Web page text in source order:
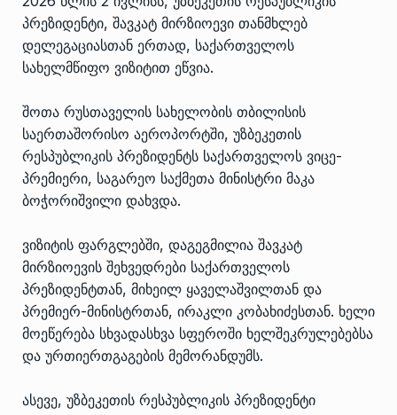
პრეზიდენტი, შავკატ მირზიოევი თანმხლებ
დელეგაციასთან ერთად, საქართველოს
სახელმწიფო ვიზიტით ეწვია.
შოთა რუსთაველის სახელობის თბილისის
საერთაშორისო აეროპორტში, უზბეკეთის
რესპუბლიკის პრეზიდენტს საქართველოს ვიცე-
პრემიერი, საგარეო საქმეთა მინისტრი მაკა
ბოჭორიშვილი დახვდა.
ვიზიტის ფარგლებში, დაგეგმილია შავკატ
მირზიოევის შეხვედრები საქართველოს
პრეზიდენტთან, მიხეილ ყაველაშვილთან და
პრემიერ-მინისტრთან, ირაკლი კობახიძესთან. ხელი
მოეწერება სხვადასხვა სფეროში ხელშეკრულებებსა
და ურთიერთგაგების მემორანდუმს.
ასევე, უზბეკეთის რესპუბლიკის პრეზიდენტი